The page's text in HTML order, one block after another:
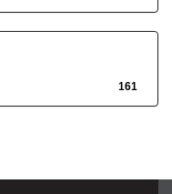
161